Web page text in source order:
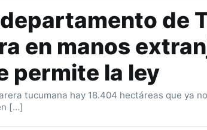
de
en manos
permite la ley
tucumana hay 18.404 hectáreas que ya
[…]